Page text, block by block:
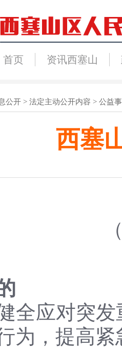
首页 资讯西塞山
公开 > 法定主动公开内容 > 公益
西塞
全应对突发
为，提高